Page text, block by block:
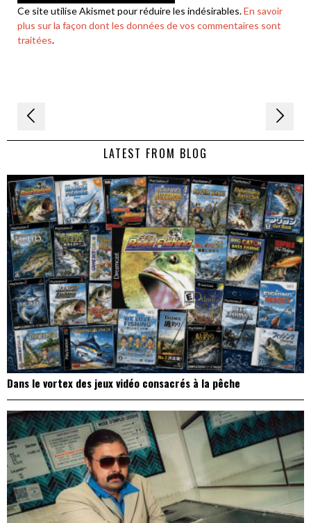
Ce site utilise Akismet pour réduire les indésirables.En savoir
plus sur la façon dont les données de vos commentaires sont
traitées.
Navigation
de LATEST FROM BLOG
Dans le vortex des jeux vidéo consacrés à la pêche